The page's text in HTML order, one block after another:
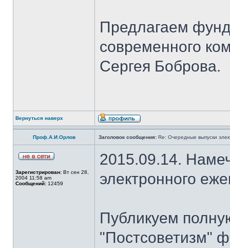
Предлагаем
современного
Сергея Боброва.
Вернуться наверх
Проф.А.И.Орлов Заголовок сообщения: Re: Очередные выпуски
Зарегистрирован: Вт сен 28,
2004 11:58 am
Сообщений: 12459
2015.09.14.
электронного
Публикуем
"Постсоветизм"